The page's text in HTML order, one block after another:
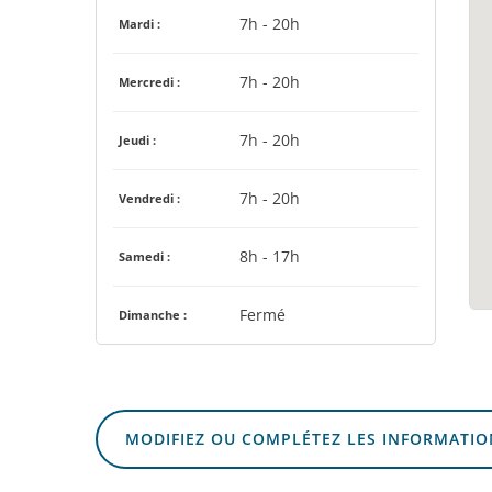
Mardi : 7h - 20h
Mercredi : 7h - 20h
Jeudi : 7h - 20h
Vendredi : 7h - 20h
Samedi : 8h - 17h
Dimanche : Fermé
MODIFIEZ OU COMPLÉTEZ LES